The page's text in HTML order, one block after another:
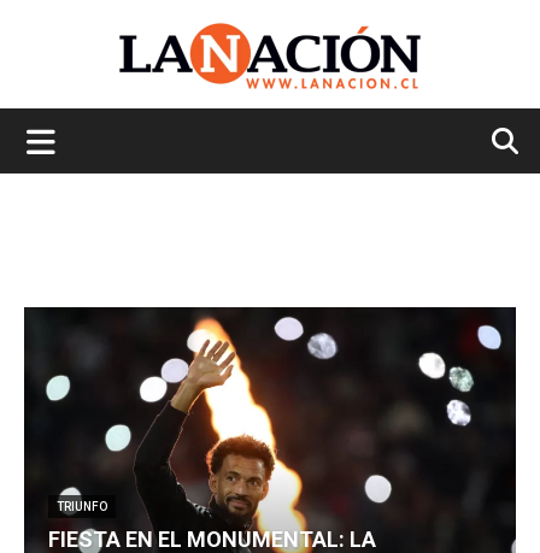
TRIUNFO
FIESTA EN EL MONUMENTAL: LA